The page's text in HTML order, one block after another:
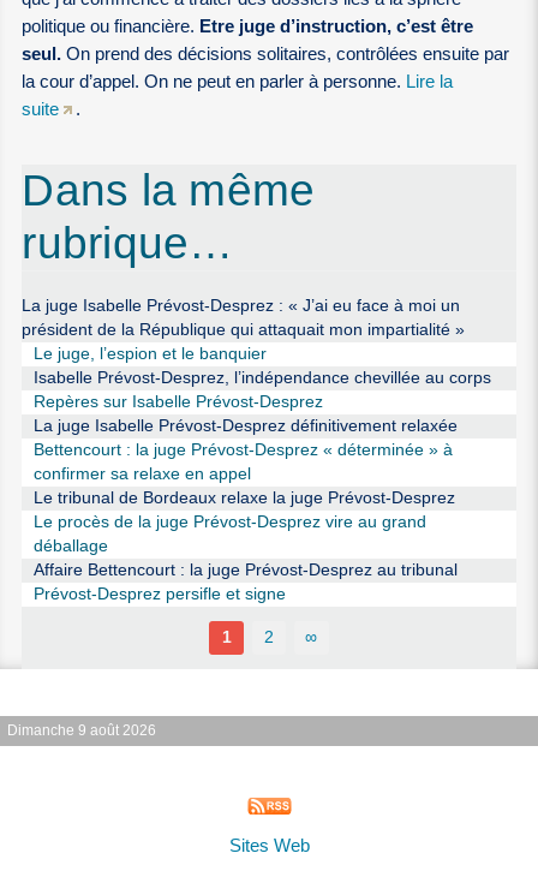
politique ou financière. Etre juge d’instruction, c’est être
seul. On prend des décisions solitaires, contrôlées ensuite par
la cour d’appel. On ne peut en parler à personne. Lire la
suite
.
Dans la même
rubrique…
La juge Isabelle Prévost-Desprez : « J’ai eu face à moi un
président de la République qui attaquait mon impartialité »
Le juge, l’espion et le banquier
Isabelle Prévost-Desprez, l’indépendance chevillée au corps
Repères sur Isabelle Prévost-Desprez
La juge Isabelle Prévost-Desprez définitivement relaxée
Bettencourt : la juge Prévost-Desprez « déterminée » à
confirmer sa relaxe en appel
Le tribunal de Bordeaux relaxe la juge Prévost-Desprez
Le procès de la juge Prévost-Desprez vire au grand
déballage
Affaire Bettencourt : la juge Prévost-Desprez au tribunal
Prévost-Desprez persifle et signe
1 2 ∞
Dimanche 9 août 2026
Sites Web